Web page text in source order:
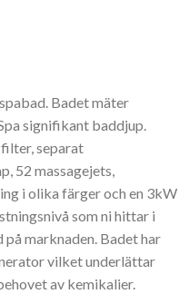
Badet mäter
signifikant baddjup.
filter, separat
52 massagejets,
i olika färger och en 3kW
som ni hittar i
marknaden. Badet har
vilket underlättar
av kemikalier.